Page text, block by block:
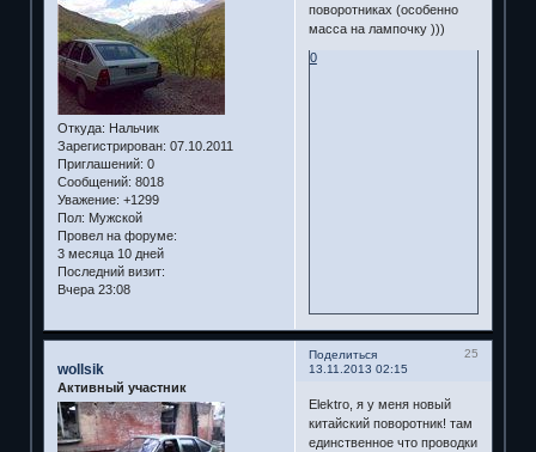
Откуда: Нальчик
Зарегистрирован: 07.10.2011
Приглашений: 0
Сообщений: 8018
Уважение: +1299
Пол: Мужской
Провел на форуме:
3 месяца 10 дней
Последний визит:
Вчера 23:08
поворотниках (особенно
масса на лампочку )))
0
Поделиться
25
13.11.2013 02:15
wollsik
Активный участник
Elektro, я у меня новый
китайский поворотник! там
единственное что проводки